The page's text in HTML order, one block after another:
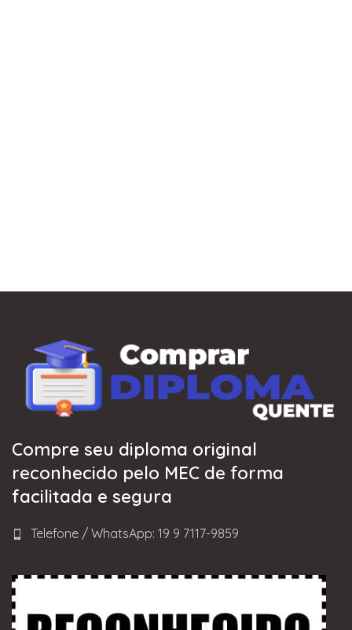
Compre seu diploma original
reconhecido pelo MEC de forma
facilitada e segura
Telefone / WhatsApp: 19 9 7117-9859